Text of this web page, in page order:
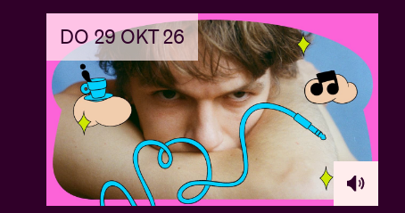
DO 29 OKT 26